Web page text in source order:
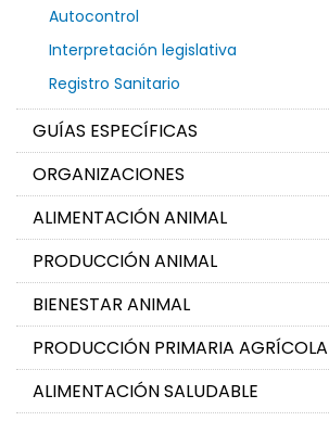
Autocontrol
Interpretación legislativa
Registro Sanitario
GUÍAS ESPECÍFICAS
ORGANIZACIONES
ALIMENTACIÓN ANIMAL
PRODUCCIÓN ANIMAL
BIENESTAR ANIMAL
PRODUCCIÓN PRIMARIA AGRÍCOLA
ALIMENTACIÓN SALUDABLE